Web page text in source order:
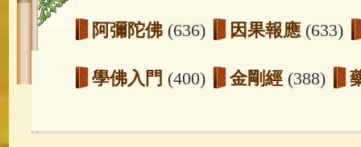
阿彌陀佛 (636) 因果報應 (633)
學佛入門 (400) 金剛經 (388)
玉曆寶鈔(236) 地藏經(225)